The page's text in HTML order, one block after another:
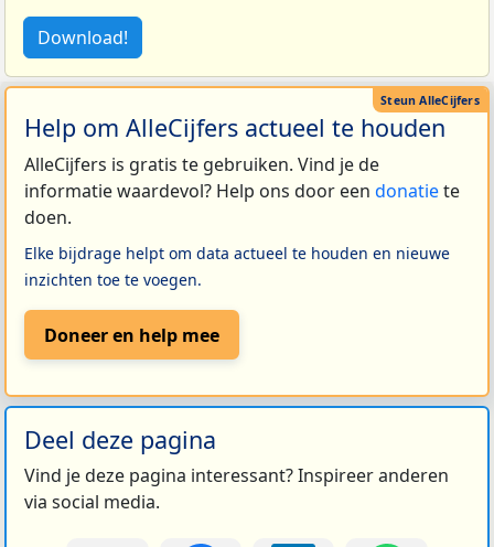
Download!
Help om AlleCijfers actueel te houden
AlleCijfers is gratis te gebruiken. Vind je de
informatie waardevol? Help ons door een donatiete
doen.
Elke bijdrage helpt om data actueel te houden en nieuwe
inzichten toe te voegen.
Doneer en help mee
Deel deze pagina
Vind je deze pagina interessant? Inspireer anderen
via social media.